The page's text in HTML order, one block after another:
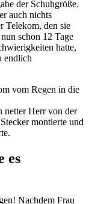
der Schuhgröße.
auch nichts
Telekom, den sie
schon 12 Tage
hatte,
endlich
vom Regen in die
netter Herr von der
montierte und
es
Nachdem Frau